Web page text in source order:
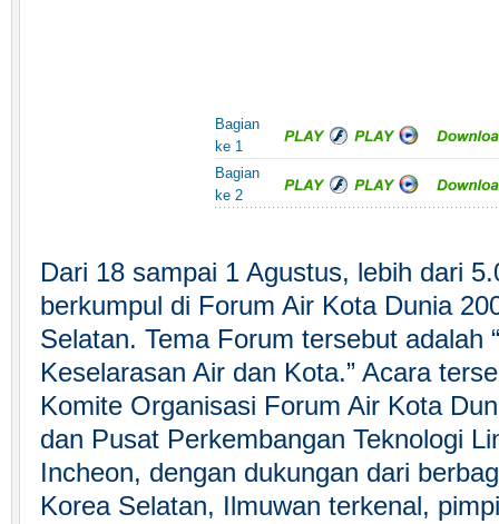
Bagian
ke 1
Bagian
ke 2
Dari 18 sampai 1 Agustus, lebih dari
berkumpul di Forum Air Kota Dunia
Selatan. Tema Forum tersebut adalah
Keselarasan Air dan Kota.” Acara
Komite Organisasi Forum Air Kota
dan Pusat Perkembangan Teknologi
Incheon, dengan dukungan dari
Korea Selatan, Ilmuwan terkenal,